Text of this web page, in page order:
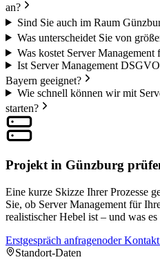
an?
Sind Sie auch im Raum
Was unterscheidet Sie von
Was kostet Server
Ist Server Management
Bayern geeignet?
Wie schnell können wir mit
starten?
Projekt in Günzburg
Eine kurze Skizze Ihrer Prozesse
Sie, ob Server Management für
realistischer Hebel ist – und was
Erstgespräch anfragenoder
Standort-Daten